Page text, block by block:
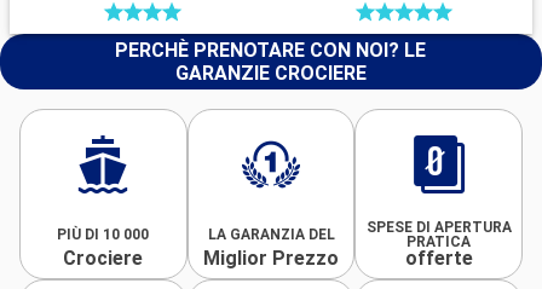
PERCHÈ PRENOTARE CON NOI? LE
GARANZIE CROCIERE
PIÙ DI 10 000
Crociere
LA GARANZIA DEL
Miglior Prezzo
SPESE DI APERTURA
PRATICA
offerte